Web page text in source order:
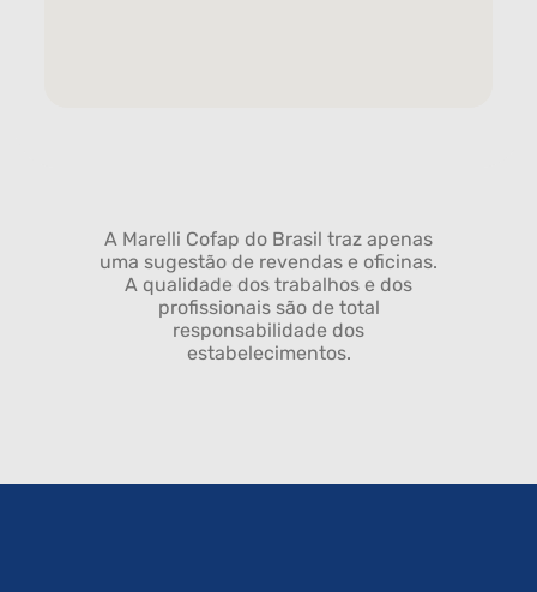
A Marelli Cofap do Brasil traz apenas
uma sugestão de revendas e oficinas.
A qualidade dos trabalhos e dos
profissionais são de total
responsabilidade dos
estabelecimentos.